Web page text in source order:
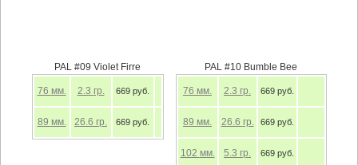
PAL #09 Violet Firre
76 мм. 2.3 гр. 669 руб.
89 мм. 26.6 гр. 669 руб.
PAL #10 Bumble Bee
76 мм. 2.3 гр. 669 руб.
89 мм. 26.6 гр. 669 руб.
102 мм. 5.3 гр. 669 руб.